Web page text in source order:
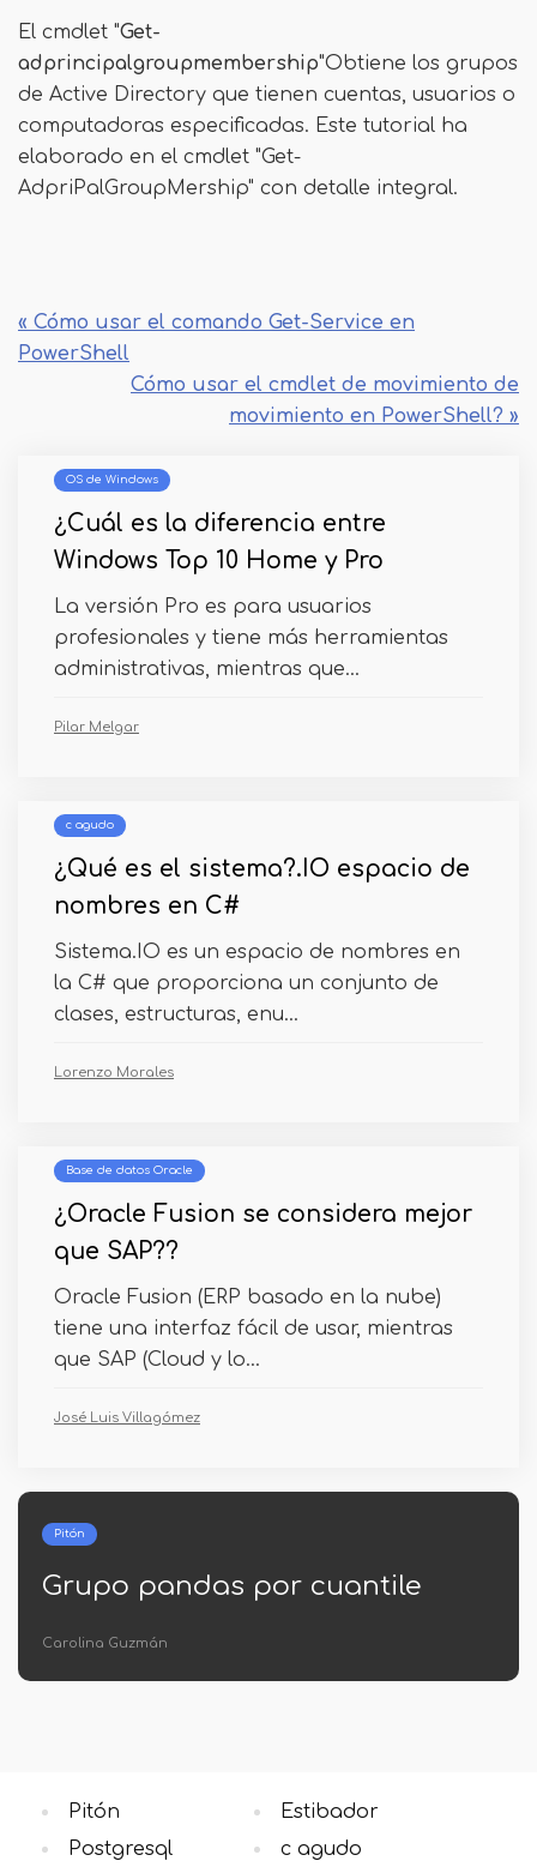
El cmdlet "Get-
adprincipalgroupmembership"Obtiene los grupos
de Active Directory que tienen cuentas, usuarios o
computadoras especificadas. Este tutorial ha
elaborado en el cmdlet "Get-
AdpriPalGroupMership" con detalle integral.
« Cómo usar el comando Get-Service en
PowerShell
Cómo usar el cmdlet de movimiento de
movimiento en PowerShell? »
OS de Windows
¿Cuál es la diferencia entre
Windows Top 10 Home y Pro
La versión Pro es para usuarios
profesionales y tiene más herramientas
administrativas, mientras que...
Pilar Melgar
c agudo
¿Qué es el sistema?.IO espacio de
nombres en C#
Sistema.IO es un espacio de nombres en
la C# que proporciona un conjunto de
clases, estructuras, enu...
Lorenzo Morales
Base de datos Oracle
¿Oracle Fusion se considera mejor
que SAP??
Oracle Fusion (ERP basado en la nube)
tiene una interfaz fácil de usar, mientras
que SAP (Cloud y lo...
José Luis Villagómez
cuantile Pandas a látex
Pitón
Postgresql
Estibador
c agudo